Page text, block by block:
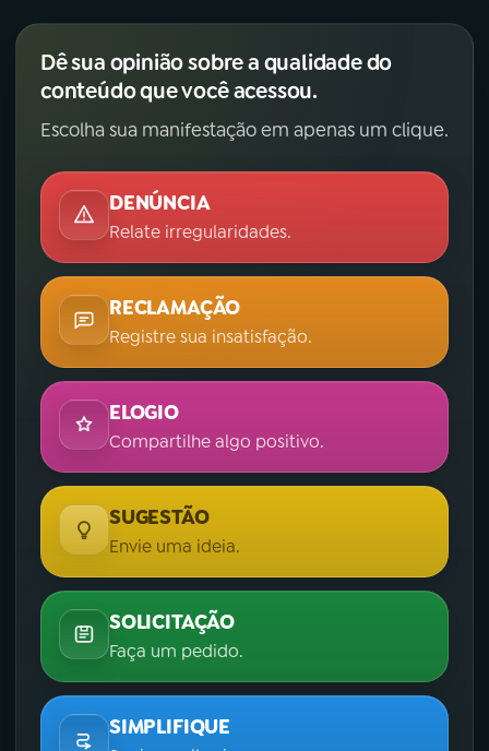
Dê sua opinião sobre a qualidade do
conteúdo que você acessou.
Escolha sua manifestação em apenas um clique.
DENÚNCIA
Relate irregularidades.
RECLAMAÇÃO
Registre sua insatisfação.
ELOGIO
Compartilhe algo positivo.
SUGESTÃO
Envie uma ideia.
SOLICITAÇÃO
Faça um pedido.
SIMPLIFIQUE